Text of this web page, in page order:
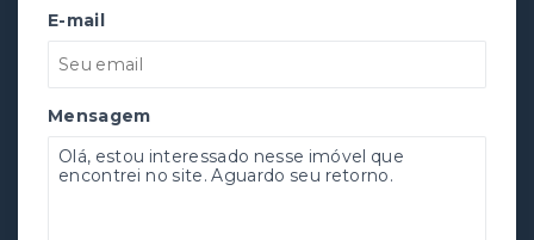
E-mail
Mensagem